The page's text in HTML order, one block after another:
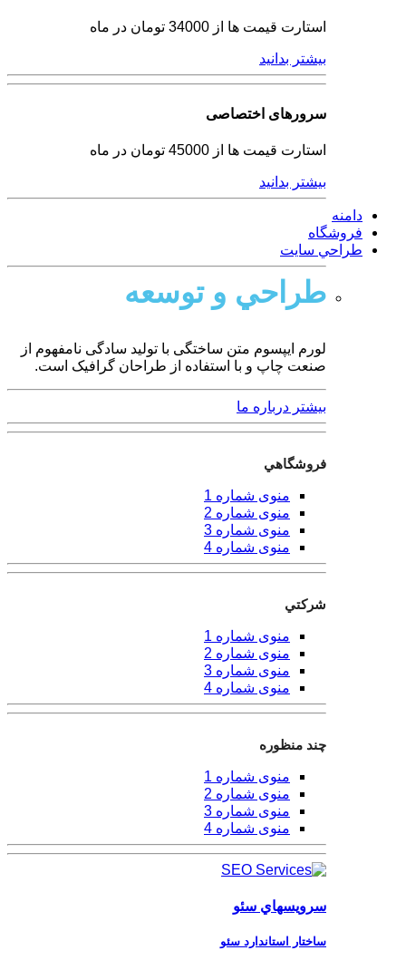
استارت قیمت ها از 34000 تومان در ماه
بیشتر بدانید
سرورهای اختصاصی
استارت قیمت ها از 45000 تومان در ماه
بیشتر بدانید
دامنه
فروشگاه
طراحي سايت
طراحي و توسعه
لورم ایپسوم متن ساختگی با تولید سادگی نامفهوم از
صنعت چاپ و با استفاده از طراحان گرافیک است.
بیشتر درباره ما
فروشگاهي
منوی شماره 1
منوی شماره 2
منوی شماره 3
منوی شماره 4
شركتي
منوی شماره 1
منوی شماره 2
منوی شماره 3
منوی شماره 4
چند منظوره
منوی شماره 1
منوی شماره 2
منوی شماره 3
منوی شماره 4
سرویسهاي سئو
ساختار استاندارد سئو